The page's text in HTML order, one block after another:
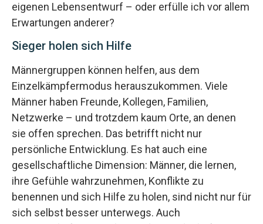
eigenen Lebensentwurf – oder erfülle ich vor allem
Erwartungen anderer?
Sieger holen sich Hilfe
Männergruppen können helfen, aus dem
Einzelkämpfermodus herauszukommen. Viele
Männer haben Freunde, Kollegen, Familien,
Netzwerke – und trotzdem kaum Orte, an denen
sie offen sprechen. Das betrifft nicht nur
persönliche Entwicklung. Es hat auch eine
gesellschaftliche Dimension: Männer, die lernen,
ihre Gefühle wahrzunehmen, Konflikte zu
benennen und sich Hilfe zu holen, sind nicht nur für
sich selbst besser unterwegs. Auch